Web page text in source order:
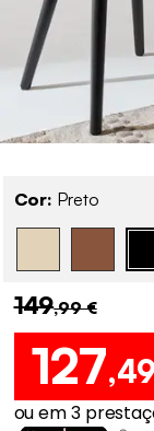
Cor: Preto
149,99 €
127